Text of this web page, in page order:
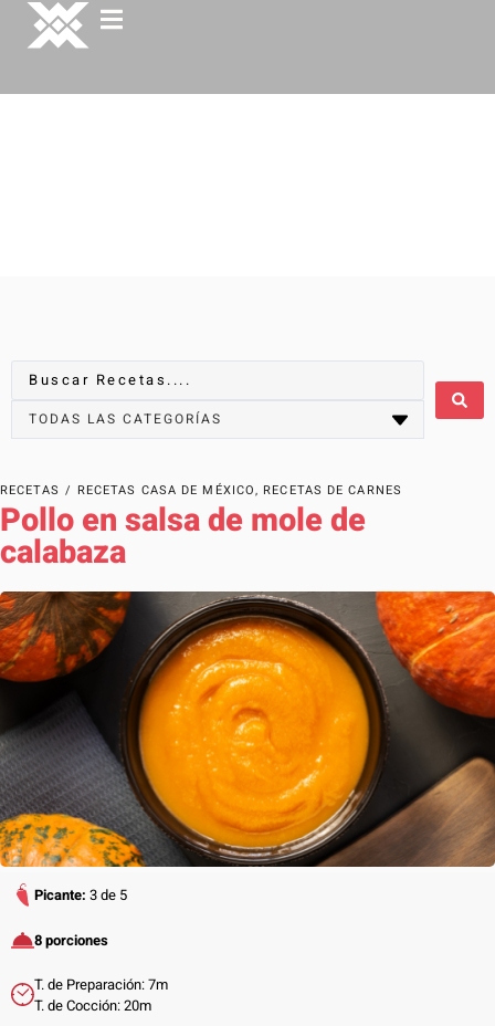
RECETAS / RECETAS CASA DE MÉXICO, RECETAS DE CARNES
Pollo en salsa de mole de
calabaza
Picante: 3 de 5
8 porciones
T. de Preparación: 7m
T. de Cocción: 20m